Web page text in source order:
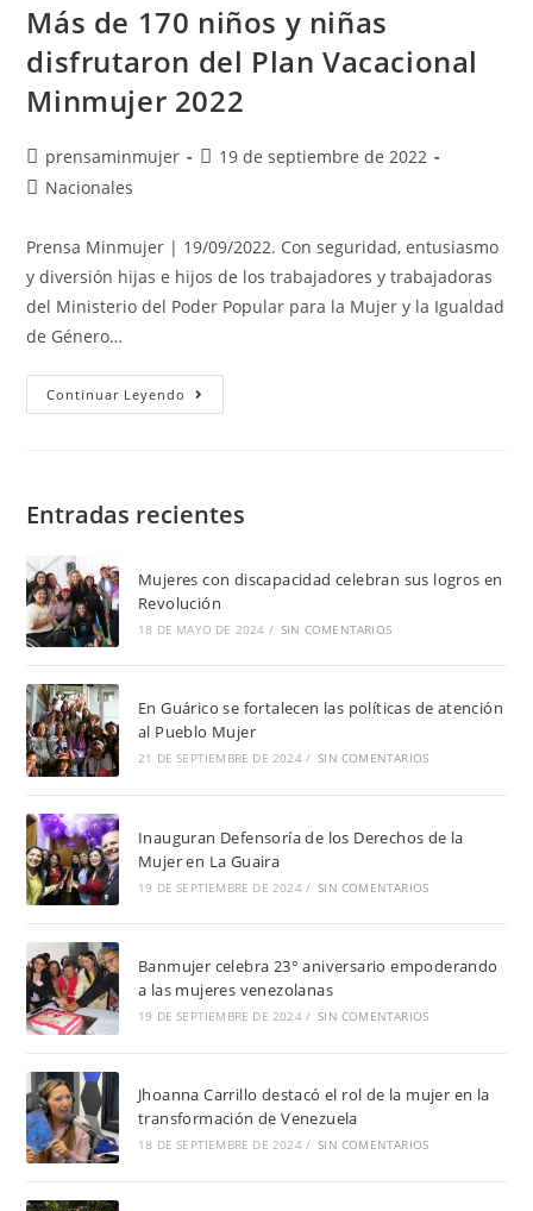
Más de 170 niños y niñas
disfrutaron del Plan Vacacional
Minmujer 2022
prensaminmujer
19 de septiembre de 2022
Nacionales
Prensa Minmujer | 19/09/2022. Con seguridad, entusiasmo
y diversión hijas e hijos de los trabajadores y trabajadoras
del Ministerio del Poder Popular para la Mujer y la Igualdad
de Género…
Continuar Leyendo
Entradas recientes
Mujeres con discapacidad celebran sus logros en
Revolución
18 DE MAYO DE 2024 / SIN COMENTARIOS
En Guárico se fortalecen las políticas de atención
al Pueblo Mujer
21 DE SEPTIEMBRE DE 2024 / SIN COMENTARIOS
Inauguran Defensoría de los Derechos de la
Mujer en La Guaira
19 DE SEPTIEMBRE DE 2024 / SIN COMENTARIOS
Banmujer celebra 23° aniversario empoderando
a las mujeres venezolanas
19 DE SEPTIEMBRE DE 2024 / SIN COMENTARIOS
Jhoanna Carrillo destacó el rol de la mujer en la
transformación de Venezuela
18 DE SEPTIEMBRE DE 2024 / SIN COMENTARIOS